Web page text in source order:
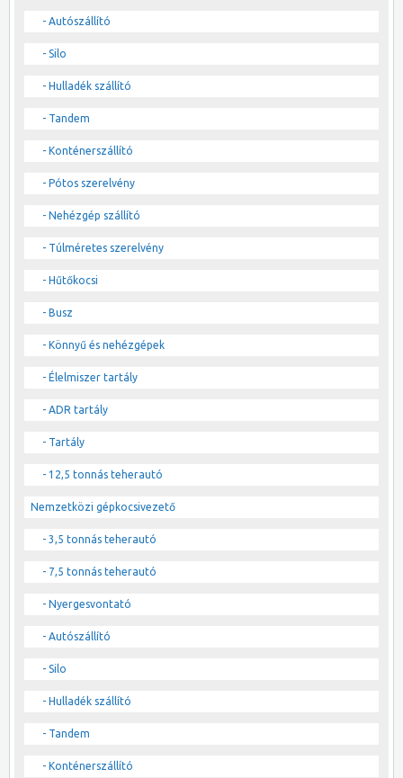
- Autószállító
- Silo
- Hulladék szállító
- Tandem
- Konténerszállító
- Pótos szerelvény
- Nehézgép szállító
- Túlméretes szerelvény
- Hűtőkocsi
- Busz
- Könnyű és nehézgépek
- Élelmiszer tartály
- ADR tartály
- Tartály
- 12,5 tonnás teherautó
Nemzetközi gépkocsivezető
- 3,5 tonnás teherautó
- 7,5 tonnás teherautó
- Nyergesvontató
- Autószállító
- Silo
- Hulladék szállító
- Tandem
- Konténerszállító